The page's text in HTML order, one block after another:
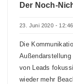
Der Noch-
23. Juni 2020 - 12:46
Die
Außendarstellung
von Leads
wieder mehr